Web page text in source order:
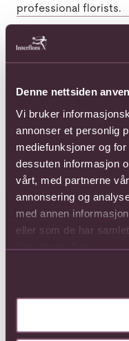
Denne nettsiden
Vi bruker
annonser et personlig
mediefunksjoner og
dessuten informasjon
vårt, med partnerne
annonsering og
med annen
eller som de har
tjenestene deres.
professional florists.